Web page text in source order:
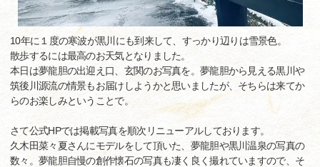
10年に１度の寒波が黒川にも到来して、すっかり辺りは雪景色。
散歩するには最高のお天気となりました。
本日は夢龍胆の出迎え口、玄関のお写真を。夢龍胆から見える黒川や
筑後川源流の情景もお届けしようかと思いましたが、そちらは来てか
らのお楽しみということで。
さて公式HPでは掲載写真を順次リニューアルしております。
久木田菜々夏さんにモデルをして頂いた、夢龍胆や黒川温泉の写真の
数々。夢龍胆自慢の創作懐石の写真も凄く良く撮れていますので、そ